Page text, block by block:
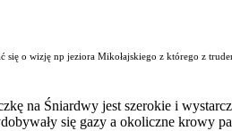
o wizję np jeziora Mikołajskiego z którego z
na Śniardwy jest szerokie i
się gazy a okoliczne krowy